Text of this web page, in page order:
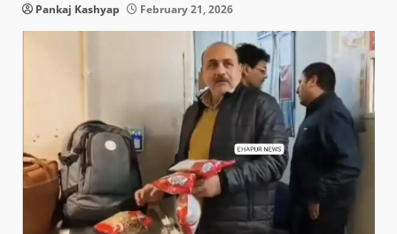
Pankaj Kashyap February 21, 2026